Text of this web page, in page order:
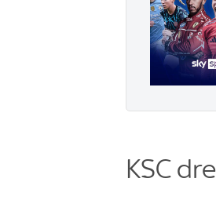
KSC